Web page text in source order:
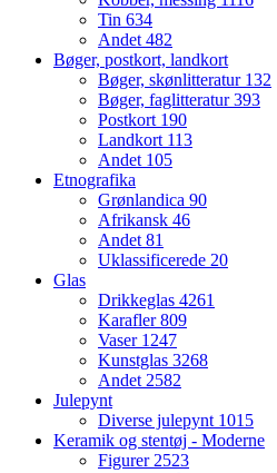
Tin 634
Andet482
Bøger, postkort, landkort
Bøger, skønlitteratur 132
Bøger, faglitteratur393
Postkort 190
Landkort 113
Andet 105
Etnografika
Grønlandica 90
Afrikansk 46
Andet81
Uklassificerede 20
Glas
Drikkeglas 4261
Karafler809
Vaser 1247
Kunstglas 3268
Andet2582
Julepynt
Diverse julepynt 1015
Keramik og stentøj - Moderne
Figurer2523